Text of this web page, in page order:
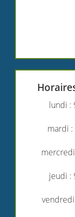
lundi :
mardi
jeudi :